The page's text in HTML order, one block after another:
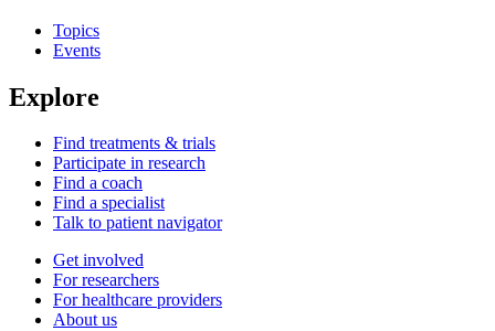
Topics
Events
Explore
Find treatments & trials
Participate in research
Find a coach
Find a specialist
Talk to patient navigator
Get involved
For researchers
For healthcare providers
About us